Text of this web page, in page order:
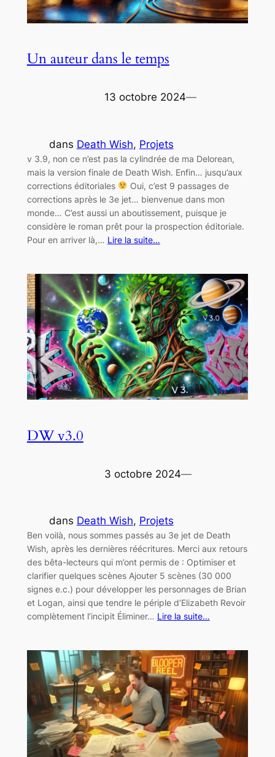
Un auteur dans le temps
13 octobre 2024—
dans Death Wish, Projets
v 3.9, non ce n’est pas la cylindrée de ma Delorean,
mais la version finale de Death Wish. Enfin… jusqu’aux
corrections éditoriales
Oui, c’est 9 passages de
corrections après le 3e jet… bienvenue dans mon
monde… C’est aussi un aboutissement, puisque je
considère le roman prêt pour la prospection éditoriale.
Pour en arriver là,… Lire la suite…
DW v3.0
3 octobre 2024—
dans Death Wish, Projets
Ben voilà, nous sommes passés au 3e jet de Death
Wish, après les dernières réécritures. Merci aux retours
des bêta-lecteurs qui m’ont permis de : Optimiser et
clarifier quelques scènes Ajouter 5 scènes (30 000
signes e.c.) pour développer les personnages de Brian
et Logan, ainsi que tendre le périple d’Elizabeth Revoir
complètement l’incipit Éliminer… Lire la suite…